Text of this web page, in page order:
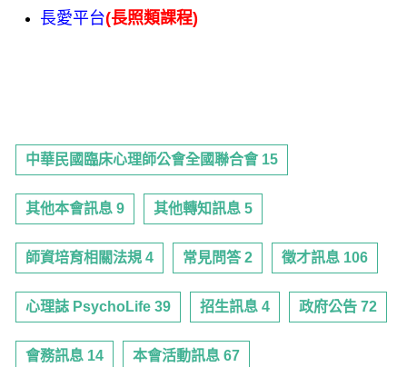
長愛平台(長照類課程)
中華民國臨床心理師公會全國聯合會 15
其他本會訊息 9 其他轉知訊息 5
師資培育相關法規 4 常見問答 2 徵才訊息 106
心理誌 PsychoLife 39 招生訊息 4 政府公告 72
會務訊息 14 本會活動訊息 67